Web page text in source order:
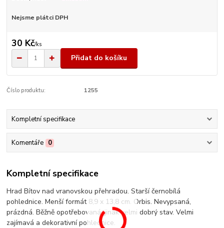
Nejsme plátci DPH
30 Kč/ks
Přidat do košíku
Číslo produktu: 1255
Kompletní specifikace
Komentáře 0
Kompletní specifikace
Hrad Bítov nad vranovskou přehradou. Starší černobílá
pohlednice. Menší formát 8,9 x 13,8 cm. Orbis. Nevypsaná,
prázdná. Běžně opotřebovaná, jinak velmi dobrý stav. Velmi
zajímavá a dekorativní pohlednice.